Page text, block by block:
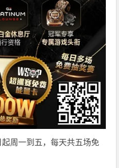
周一到五，每天共五场免